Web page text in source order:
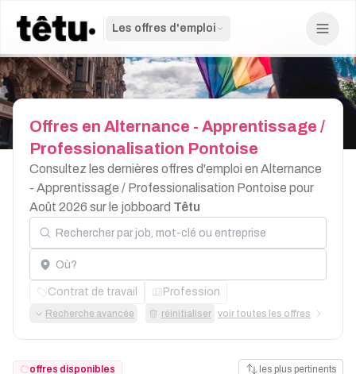
Les offres d'emploi
Offres en Alternance - Apprentissage /
Professionalisation Pontoise
Consultez les dernières offres d'emploi en Alternance
- Apprentissage / Professionalisation Pontoise pour
Août 2026 sur le jobboard Têtu
Rechercher par job, mot-clé ou entreprise
Localisation
Contrat de travail Profession
Recherche avancée réinitialiser voir toutes les offres
offres disponibles les plus pertinents